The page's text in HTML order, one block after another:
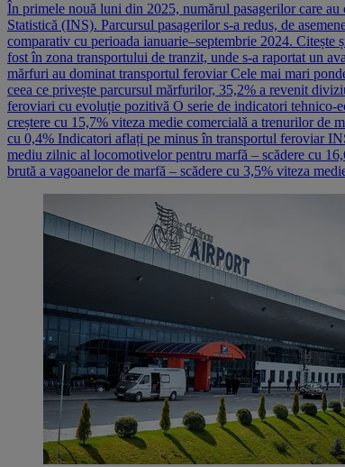
În primele nouă luni din 2025, numărul pasagerilor care
Statistică (INS). Parcursul pasagerilor s-a redus, de
comparativ cu perioada ianuarie–septembrie 2024.
fost în zona transportului de tranzit, unde s-a raportat un
mărfuri au dominat transportul feroviar Cele mai mari
ceea ce privește parcursul mărfurilor, 35,2% a revenit
feroviari cu evoluție pozitivă O serie de indicatori
creștere cu 15,7% viteza medie comercială a trenurilor de
cu 0,4% Indicatori aflați pe minus în transportul feroviar
mediu zilnic al locomotivelor pentru marfă – scădere cu
brută a vagoanelor de marfă – scădere cu 3,5% viteza